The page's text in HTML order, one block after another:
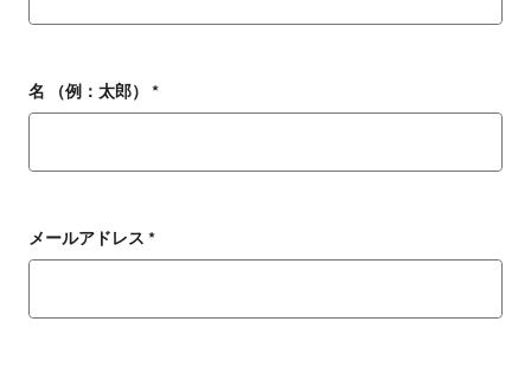
名 （例：太郎） *
メールアドレス *